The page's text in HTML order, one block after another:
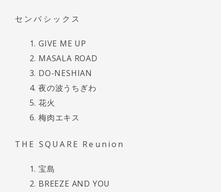
センバシックス
GIVE ME UP
MASALA ROAD
DO-NESHIAN
夜の波うちぎわ
花火
梅肉エキス
THE SQUARE Reunion
宝島
BREEZE AND YOU